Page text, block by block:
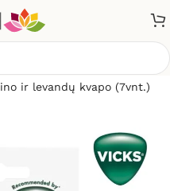
ir levandų kvapo (7vnt.)